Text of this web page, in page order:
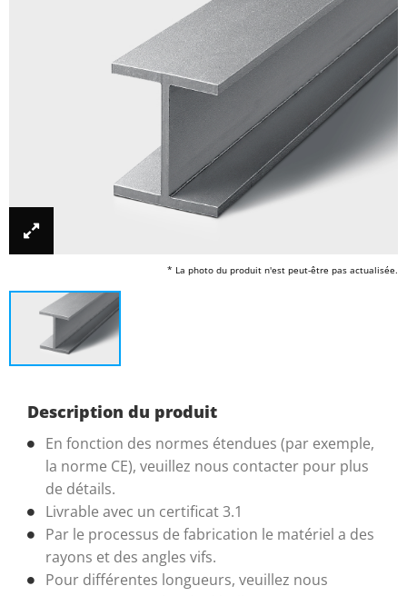
* La photo du produit n'est peut-être pas actualisée.
Description du produit
En fonction des normes étendues (par exemple,
la norme CE), veuillez nous contacter pour plus
de détails.
Livrable avec un certificat 3.1
Par le processus de fabrication le matériel a des
rayons et des angles vifs.
Pour différentes longueurs, veuillez nous